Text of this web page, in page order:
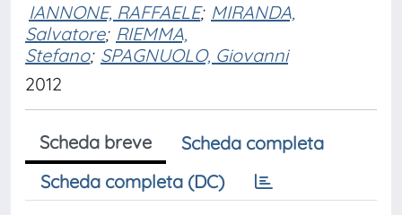
IANNONE, RAFFAELE; MIRANDA,
Salvatore; RIEMMA,
Stefano; SPAGNUOLO, Giovanni
2012
Scheda breve
Scheda completa
Scheda completa (DC)